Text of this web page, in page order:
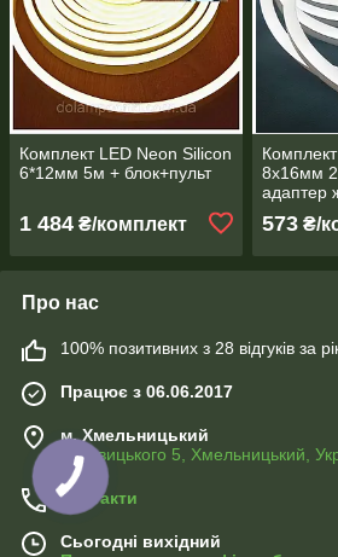
Комплект LED Neon Silicon
6*12мм 5м + блок+пульт
1 484 ₴/комплект
8х16мм
адаптер
573₴/
Про нас
100% позитивних з 28 відгуків за
Працює з 06.06.2017
м. Хмельницький
Хотовицького 5, Хмельницький,
Контакти
Сьогодні вихідний